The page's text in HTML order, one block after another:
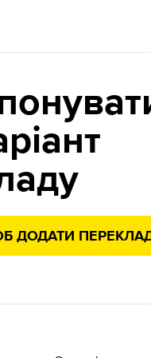
ДОДАТИ